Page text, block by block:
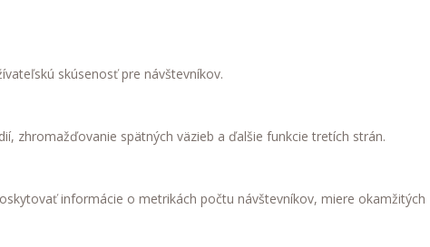
skúsenosť pre návštevníkov.
zhromažďovanie spätných väzieb a ďalšie funkcie tretích strán.
informácie o metrikách počtu návštevníkov, miere okamžitých